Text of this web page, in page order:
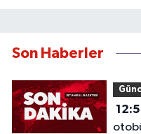
Son Haberler